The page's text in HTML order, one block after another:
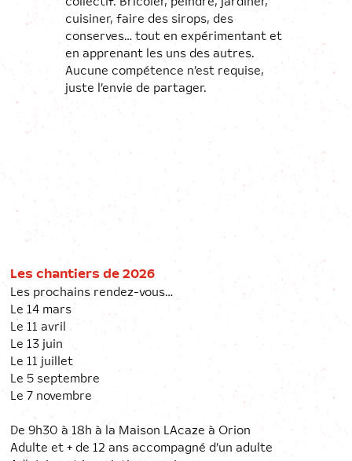
Les chantiers de 2026
Les prochains rendez-vous…
Le 14 mars
Le 11 avril
Le 13 juin
Le 11 juillet
Le 5 septembre
Le 7 novembre
De 9h30 à 18h à la Maison LAcaze à Orion
Adulte et + de 12 ans accompagné d’un adulte
cuisiner, faire des sirops, des
conserves… tout en expérimentant et
en apprenant les uns des autres.
Aucune compétence n’est requise,
juste l’envie de partager.